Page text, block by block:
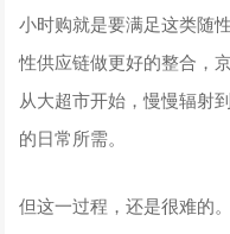
小时购就是要满足这类随
性供应链做更好的整合，
从大超市开始，慢慢辐射
的日常所需。
但这一过程，还是很难的。